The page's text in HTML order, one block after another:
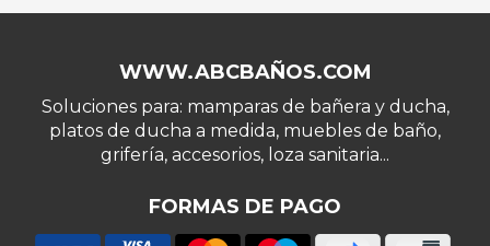
WWW.ABCBAÑOS.COM
Soluciones para: mamparas de bañera y ducha,
platos de ducha a medida, muebles de baño,
grifería, accesorios, loza sanitaria...
FORMAS DE PAGO